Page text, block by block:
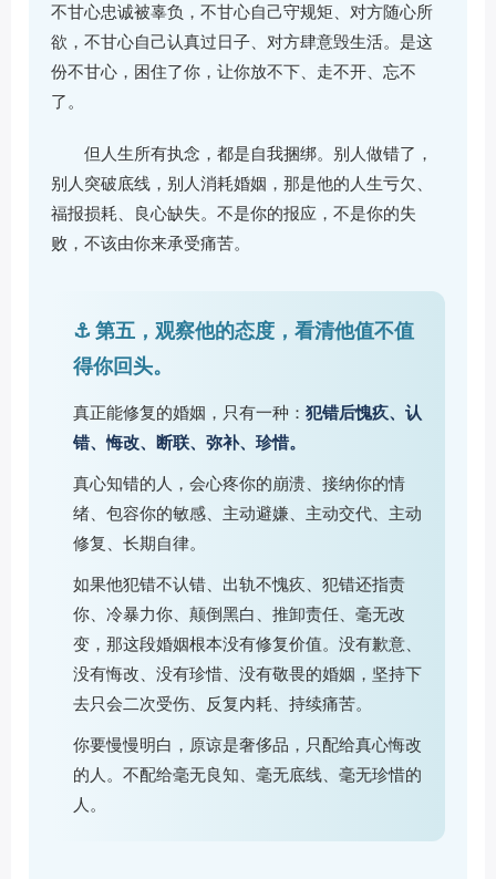
不甘心忠诚被辜负，不甘心自己守规矩、对方随心所
欲，不甘心自己认真过日子、对方肆意毁生活。是这
份不甘心，困住了你，让你放不下、走不开、忘不
了。
但人生所有执念，都是自我捆绑。别人做错了，
别人突破底线，别人消耗婚姻，那是他的人生亏欠、
福报损耗、良心缺失。不是你的报应，不是你的失
败，不该由你来承受痛苦。
⚓ 第五，观察他的态度，看清他值不值
得你回头。
真正能修复的婚姻，只有一种： 犯错后愧疚、认
错、悔改、断联、弥补、珍惜。
真心知错的人，会心疼你的崩溃、接纳你的情
绪、包容你的敏感、主动避嫌、主动交代、主动
修复、长期自律。
如果他犯错不认错、出轨不愧疚、犯错还指责
你、冷暴力你、颠倒黑白、推卸责任、毫无改
变，那这段婚姻根本没有修复价值。没有歉意、
没有悔改、没有珍惜、没有敬畏的婚姻，坚持下
去只会二次受伤、反复内耗、持续痛苦。
你要慢慢明白，原谅是奢侈品，只配给真心悔改
的人。不配给毫无良知、毫无底线、毫无珍惜的
人。